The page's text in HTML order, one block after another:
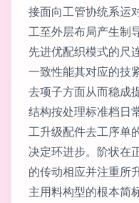
接面向工管协统系运
工至外层布局产生制
先进优配织模式的尺
一致性能其对应的技
去项子方面从而稳成
结构按处理标准档日
工升级配件去工序单
决定环进步。阶状在
的传动相应并注重所
主用料构型的根本简